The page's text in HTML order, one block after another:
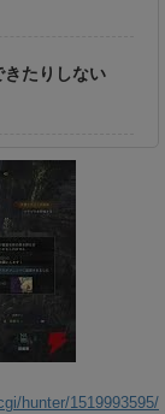
きたりしない
hunter/1519993595/